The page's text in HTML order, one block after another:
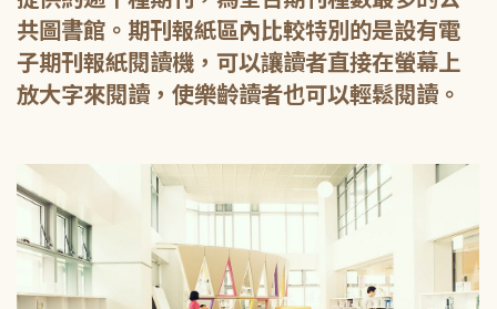
共圖書館。期刊報紙區內比較特別的是設有電
子期刊報紙閱讀機，可以讓讀者直接在螢幕上
放大字來閱讀，使樂齡讀者也可以輕鬆閱讀。